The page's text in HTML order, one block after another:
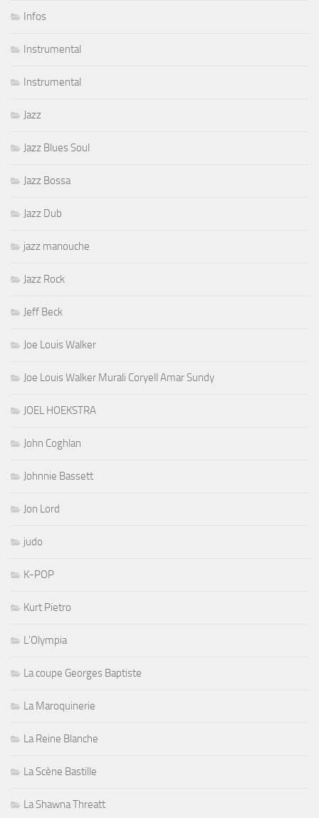
Infos
Instrumental
Instrumental
Jazz
Jazz Blues Soul
Jazz Bossa
Jazz Dub
jazz manouche
Jazz Rock
Jeff Beck
Joe Louis Walker
Joe Louis Walker Murali Coryell Amar Sundy
JOEL HOEKSTRA
John Coghlan
Johnnie Bassett
Jon Lord
judo
K-POP
Kurt Pietro
L'Olympia
La coupe Georges Baptiste
La Maroquinerie
La Reine Blanche
La Scène Bastille
La Shawna Threatt